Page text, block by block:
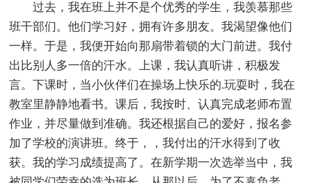
过去，我在班上并不是个优秀的学生，我羡慕那些
班干部们。他们学习好，拥有许多朋友。我渴望像他们
一样。于是，我便开始向那扇带着锁的大门前进。我付
出比别人多一倍的汗水。上课，我认真听讲，积极发
言。下课时，当小伙伴们在操场上快乐的.玩耍时，我在
教室里静静地看书。课后，我按时、认真完成老师布置
作业，并尽量做到准确。我还根据自己的爱好，报名参
加了学校的演讲班。终于，，我付出的汗水得到了收
获。我的学习成绩提高了。在新学期一次选举当中，我